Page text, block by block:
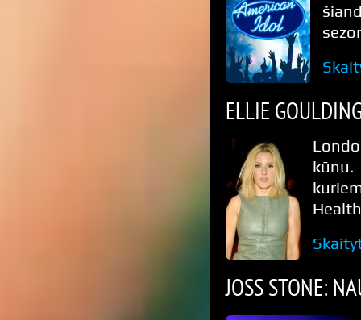
ELLIE
JOSS STONE: